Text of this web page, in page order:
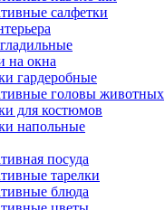
салфетки
на окна
гардеробные
головы животных
для костюмов
напольные
посуда
тарелки
блюда